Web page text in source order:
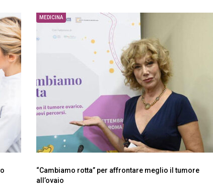
MEDICINA
“Cambiamo rotta” per affrontare meglio il tumore
all’ovaio